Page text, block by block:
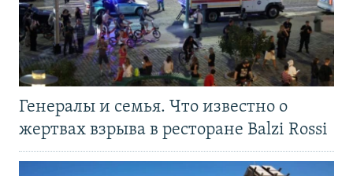
Генералы и семья. Что известно о
жертвах взрыва в ресторане Balzi Rossi